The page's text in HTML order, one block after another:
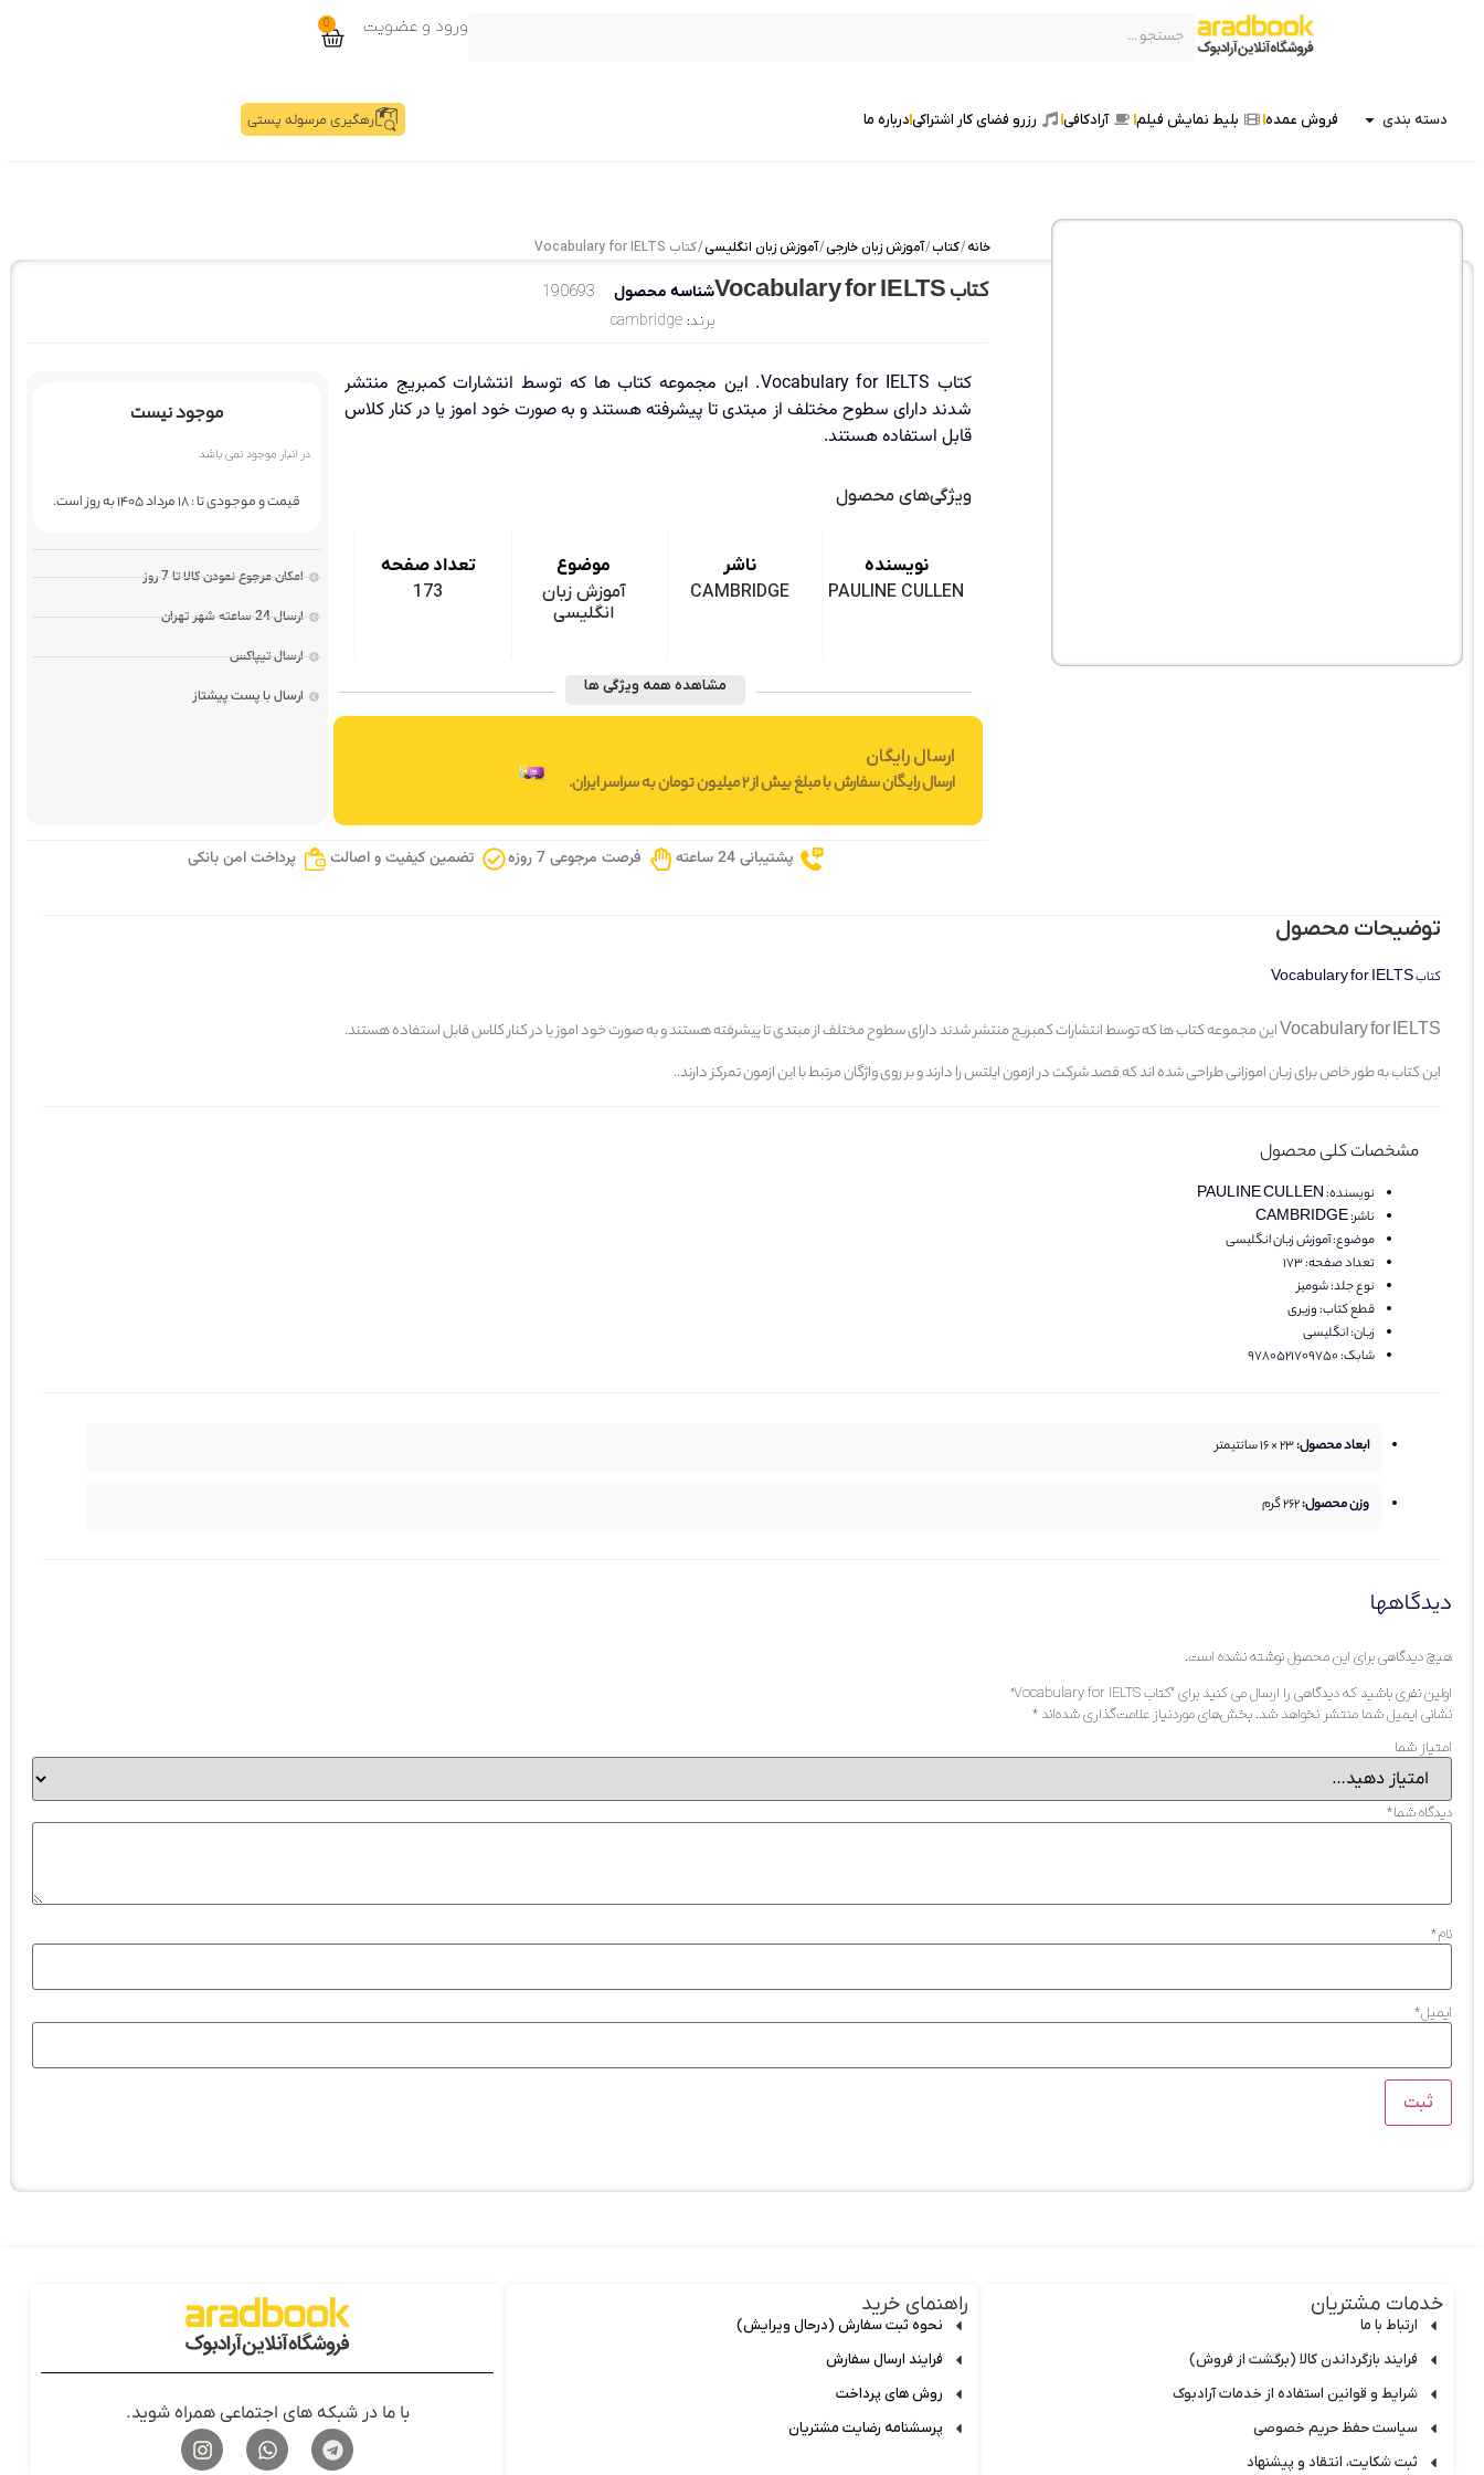
ورود و عضویت 0
دسته بندی رهگیری مرسوله پستی فروش عمده بلیط نمایش فیلم آرادکافی رزرو فضای کار اشتراکیدرباره ما
خانه/کتاب/آموزش زبان خارجی/آموزش زبان انگلیسی/ کتاب Vocabulary for IELTS
کتاب Vocabulary for IELTS شناسه محصول
190693
برند:cambridge
کتاب Vocabulary for IELTS. این مجموعه کتاب ها که توسط انتشارات کمبریج منتشر
شدند دارای سطوح مختلف از مبتدی تا پیشرفته هستند و به صورت خود اموز یا در کنار کلاس
قابل استفاده هستند.
ویژگی‌های محصول
نویسنده
PAULINE CULLEN
ناشر
CAMBRIDGE
موضوع
آموزش زبان
انگلیسی
تعداد صفحه
173
مشاهده همه ویژگی ها
ارسال رایگان
ارسال رایگان سفارش با مبلغ بیش از 2 میلیون تومان به سراسر ایران.
موجود نیست
در انبار موجود نمی باشد
قیمت و موجودی تا : 18 مرداد 1405 به روز است.
امکان مرجوع نمودن کالا تا 7 روز
ارسال 24 ساعته شهر تهران
ارسال تیپاکس
ارسال با پست پیشتاز
پشتیبانی 24 ساعته فرصت مرجوعی 7 روزه تضمین کیفیت و اصالت پرداخت امن بانکی
توضیحات محصول
کتاب Vocabulary for IELTS
Vocabulary for IELTS این مجموعه کتاب ها که توسط انتشارات کمبریج منتشر شدند دارای سطوح مختلف از مبتدی تا پیشرفته هستند و به صورت خود اموز یا در کنار کلاس قابل استفاده هستند.
این کتاب به طور خاص برای زبان اموزانی طراحی شده اند که قصد شرکت در ازمون ایلتس را دارند و بر روی واژگان مرتبط با این ازمون تمرکز دارند..
مشخصات کلی محصول
نویسنده:
ناشر:
موضوع:آموزش زبان انگلیسی
تعداد صفحه:
نوع جلد:شومیز
قطع کتاب:وزیری
زبان:انگلیسی
شابک:
ابعاد محصول:23 × 16 سانتیمتر
وزن محصول:262گرم
دیدگاهها
هیچ دیدگاهی برای این محصول نوشته نشده است.
اولین نفری باشید که دیدگاهی را ارسال می کنید برای “کتاب Vocabulary for IELTS”
نشانی ایمیل شما منتشر نخواهد شد. بخش‌های موردنیاز علامت‌گذاری شده‌اند*
امتیاز شما
دیدگاه شما*
نام*
ایمیل*
خدمات مشتریان
ارتباط با ما
فرایند بازگرداندن کالا (برگشت از فروش)
شرایط و قوانین استفاده از خدمات آرادبوک
سیاست حفظ حریم خصوصی
ثبت شکایت، انتقاد و پیشنهاد
راهنمای خرید
نحوه ثبت سفارش (درحال ویرایش)
فرایند ارسال سفارش
روش های پرداخت
پرسشنامه رضایت مشتریان
با ما در شبکه های اجتماعی همراه شوید.